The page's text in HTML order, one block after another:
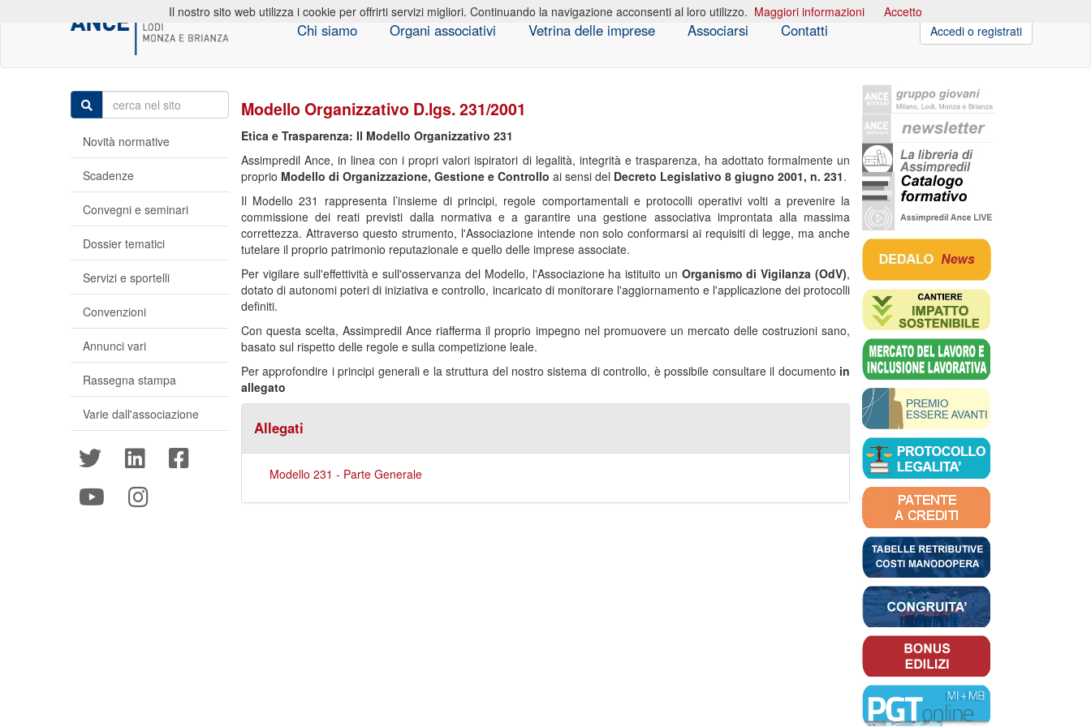
Chi siamo Organi associativi Vetrina delle imprese Associarsi Contatti Accedi o registrati
Modello Organizzativo D.lgs. 231/2001
Etica e Trasparenza: Il Modello Organizzativo 231
Assimpredil Ance, in linea con i propri valori ispiratori di legalità, integrità e trasparenza, ha adottato formalmente un
proprio Modello di Organizzazione, Gestione e Controllo ai sensi del Decreto Legislativo 8 giugno 2001, n. 231.
Il Modello 231 rappresenta l’insieme di principi, regole comportamentali e protocolli operativi volti a prevenire la
commissione dei reati previsti dalla normativa e a garantire una gestione associativa improntata alla massima
correttezza. Attraverso questo strumento, l'Associazione intende non solo conformarsi ai requisiti di legge, ma anche
tutelare il proprio patrimonio reputazionale e quello delle imprese associate.
Per vigilare sull'effettività e sull'osservanza del Modello, l'Associazione ha istituito un Organismo di Vigilanza (OdV),
dotato di autonomi poteri di iniziativa e controllo, incaricato di monitorare l'aggiornamento e l'applicazione dei protocolli
definiti.
Con questa scelta, Assimpredil Ance riafferma il proprio impegno nel promuovere un mercato delle costruzioni sano,
basato sul rispetto delle regole e sulla competizione leale.
Per approfondire i principi generali e la struttura del nostro sistema di controllo, è possibile consultare il documento in
allegato
Allegati
Modello 231 - Parte Generale
Novità normative
Scadenze
Convegni e seminari
Dossier tematici
Servizi e sportelli
Convenzioni
Annunci vari
Rassegna stampa
Varie dall'associazione
Il nostro sito web utilizza i cookie per offrirti servizi migliori. Continuando la navigazione acconsenti al loro utilizzo. Maggiori informazioni Accetto